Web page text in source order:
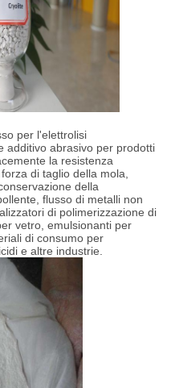
per l'elettrolisi
additivo abrasivo per prodotti
la resistenza
di taglio della mola,
della
flusso di metalli non
di polimerizzazione di
vetro, emulsionanti per
di consumo per
e altre industrie.